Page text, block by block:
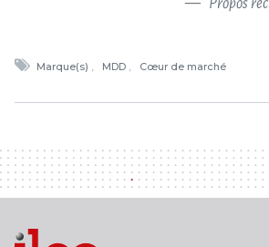
Propos
Marque(s) MDD Cœur de marché